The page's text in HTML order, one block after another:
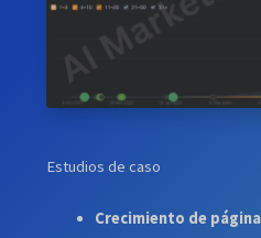
Estudios de caso
Crecimiento de